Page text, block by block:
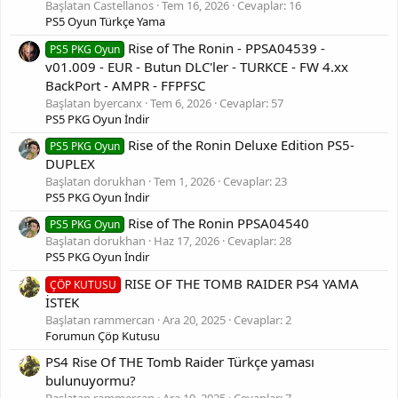
Başlatan Castellanos Tem 16, 2026 Cevaplar: 16
PS5 Oyun Türkçe Yama
PS5 PKG Oyun Rise of The Ronin - PPSA04539 -
v01.009 - EUR - Butun DLC'ler - TURKCE - FW 4.xx
BackPort - AMPR - FFPFSC
Başlatan byercanx Tem 6, 2026 Cevaplar: 57
PS5 PKG Oyun İndir
PS5 PKG Oyun Rise of the Ronin Deluxe Edition PS5-
DUPLEX
Başlatan dorukhan Tem 1, 2026 Cevaplar: 23
PS5 PKG Oyun İndir
PS5 PKG Oyun Rise of The Ronin PPSA04540
Başlatan dorukhan Haz 17, 2026 Cevaplar: 28
PS5 PKG Oyun İndir
ÇÖP KUTUSU
RISE OF THE TOMB RAIDER PS4 YAMA
İSTEK
Başlatan rammercan Ara 20, 2025 Cevaplar: 2
Forumun Çöp Kutusu
PS4 Rise Of THE Tomb Raider Türkçe yaması
bulunuyormu?